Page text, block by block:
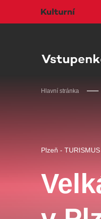
Hlavní stránka
Plzeň - TURISMUS